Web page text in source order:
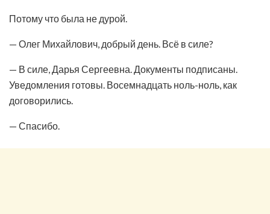
Потому что была не дурой.
— Олег Михайлович, добрый день. Всё в силе?
— В силе, Дарья Сергеевна. Документы подписаны.
Уведомления готовы. Восемнадцать ноль-ноль, как
договорились.
— Спасибо.